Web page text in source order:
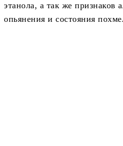
этанола, а так же признаков
опьянения и состояния